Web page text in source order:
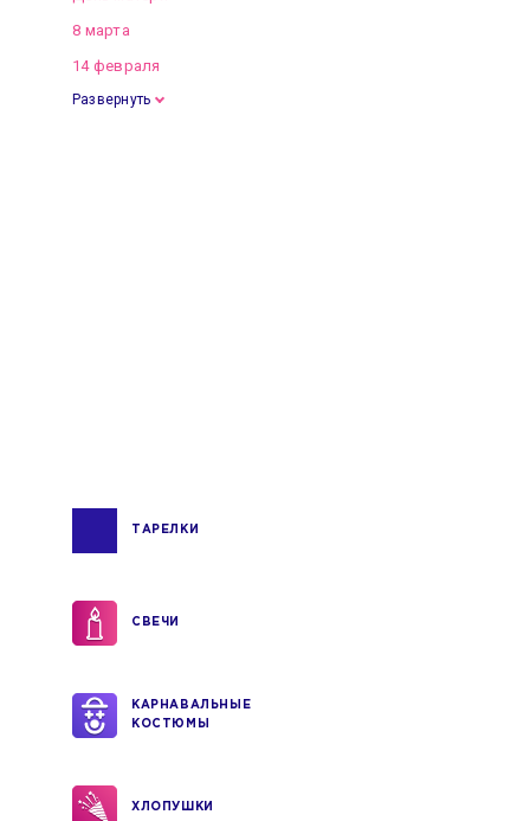
8 марта
14 февраля
Развернуть
ТАРЕЛКИ
СВЕЧИ
КАРНАВАЛЬНЫЕ
КОСТЮМЫ
ХЛОПУШКИ